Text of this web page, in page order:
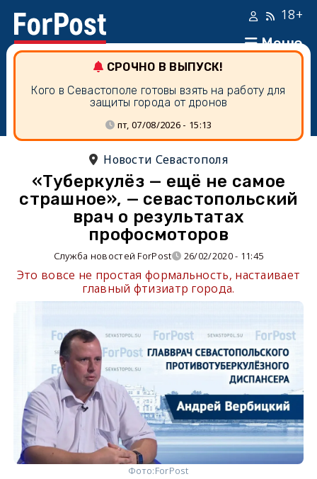
Меню
18+
СРОЧНО В ВЫПУСК!
Кого в Севастополе готовы взять на работу для
защиты города от дронов
пт, 07/08/2026 - 15:13
Новости Севастополя
«Туберкулёз — ещё не самое
страшное», — севастопольский
врач о результатах
профосмоторов
Служба новостей ForPost 26/02/2020 - 11:45
Это вовсе не простая формальность, настаивает
главный фтизиатр города.
Фото:ForPost